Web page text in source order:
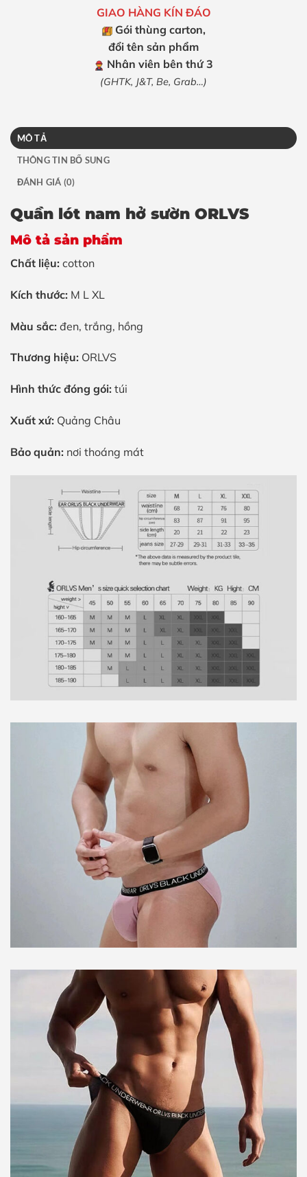
GIAO HÀNG KÍN ĐÁO
Gói thùng carton,
đổi tên sản phẩm
Nhân viên bên thứ 3
(GHTK, J&T, Be, Grab…)
MÔ TẢ
THÔNG TIN BỔ SUNG
ĐÁNH GIÁ (0)
Quần lót nam hở sườn ORLVS
Mô tả sản phẩm
Chất liệu: cotton
Kích thước: M L XL
Màu sắc: đen, trắng, hồng
Thương hiệu: ORLVS
Hình thức đóng gói: túi
Xuất xứ: Quảng Châu
Bảo quản: nơi thoáng mát